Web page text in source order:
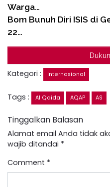
Warga…
Bom Bunuh Diri ISIS di
22…
Kategori : Internasional
Tags : Al Qaida AQAP AS
Tinggalkan Balasan
Alamat email Anda tidak
wajib ditandai *
Comment *